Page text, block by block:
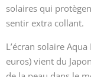
solaires qui
sentir extra collant.
L’écran solaire
euros) vient du